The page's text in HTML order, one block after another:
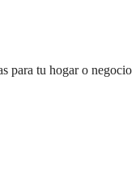
para tu hogar o negocio